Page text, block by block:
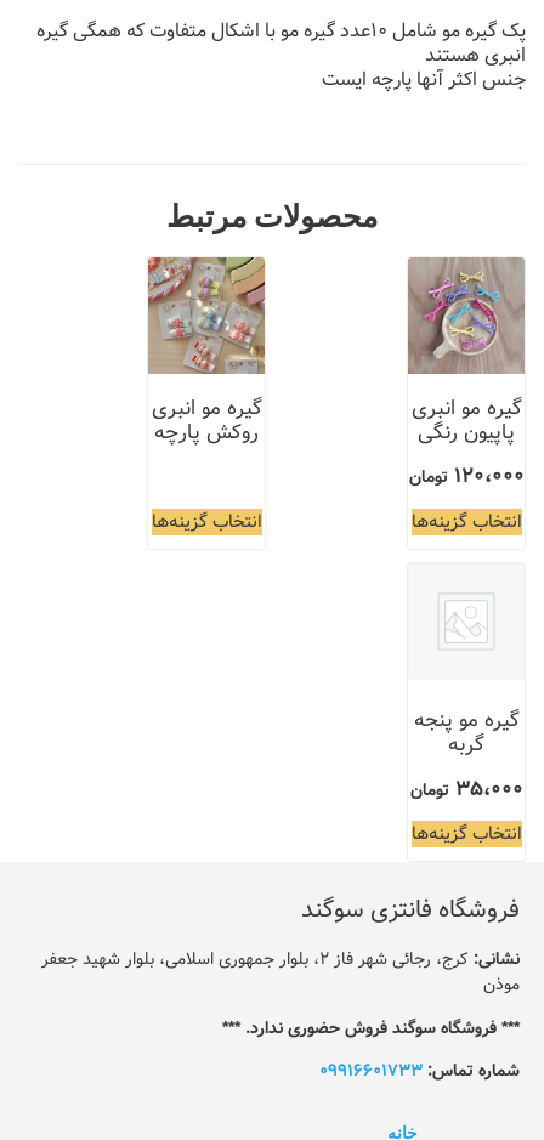
پک گیره مو شامل ۱۰عدد گیره مو با اشکال متفاوت که همگی گیره
انبری هستند
جنس اکثر آنها پارچه ایست
محصولات مرتبط
گیره مو انبری
پاپیون رنگی
120،000 تومان
انتخاب گزینه‌ها
گیره مو انبری
روکش پارچه
انتخاب گزینه‌ها
گیره مو پنجه
گربه
35،000 تومان
انتخاب گزینه‌ها
فروشگاه فانتزی سوگند
نشانی:
کرج، رجائی شهر فاز 2، بلوار جمهوری اسلامی، بلوار شهید جعفر
موذن
*** فروشگاه سوگند فروش حضوری ندارد. ***
شماره تماس: 09916601733
خانه